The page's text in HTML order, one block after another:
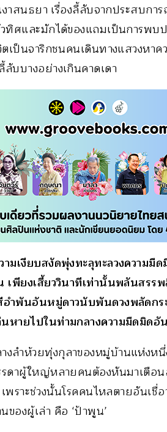
งาสนธยา เรื่องลี้ลับจากประสบ
ทิศและมักได้ของแถมเป็นการพบ
ป็นจาริกชนคนเดินทางแสวงหาค
บางอย่างเกินคาดเดา
เงียบสงัดพุ่งทะลุทะลวงความมื
พียงเสี้ยววินาทีเท่านั้นพลันสรร
ำพันอันหมู่ดาวนับพันดวงพลัดกร
ายไปในท่ามกลางความมืดมิดอั
งลำห้วยทุ่งกุลาของหมู่บ้านแห่ง
รดาผู้ใหญ่หลายคนต้องหันมาเตื
พราะช่วงนั้นโรคคนไหลตายอันเชื่
องผู้เล่า คือ ‘ป้าพูน’